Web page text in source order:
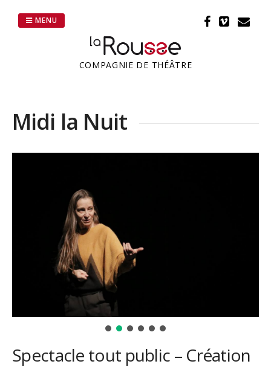
COMPAGNIE DE THÉÂTRE
MENU
Midi la Nuit
Spectacle tout public – Création